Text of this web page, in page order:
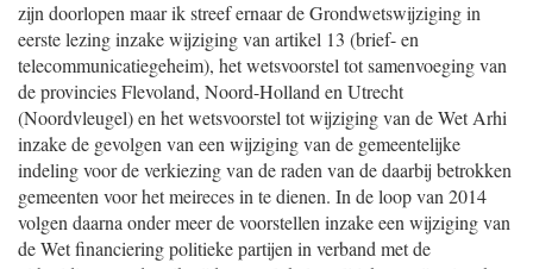
zijn doorlopen maar ik streef ernaar de Grondwetswijziging in
eerste lezing inzake wijziging van artikel 13 (brief- en
telecommunicatiegeheim), het wetsvoorstel tot samenvoeging van
de provincies Flevoland, Noord-Holland en Utrecht
(Noordvleugel) en het wetsvoorstel tot wijziging van de Wet Arhi
inzake de gevolgen van een wijziging van de gemeentelijke
indeling voor de verkiezing van de raden van de daarbij betrokken
gemeenten voor het meireces in te dienen. In de loop van 2014
volgen daarna onder meer de voorstellen inzake een wijziging van
de Wet financiering politieke partijen in verband met de